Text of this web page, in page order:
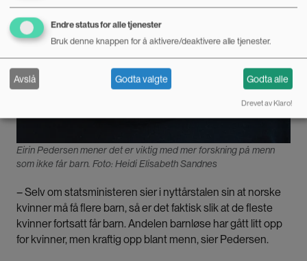
Eirin Pedersen mener det er viktig med mer forskning på menn
som ikke får barn. Foto: Heidi Elisabeth Sandnes
– Selv om statsministeren sier i nyttårstalen sin at norske
kvinner må få flere barn, så er det faktisk slik at de fleste
kvinner fortsatt får barn. Andelen barnløse har gått litt opp
for kvinner, men kraftig opp blant menn, sier Pedersen.
Endre status for alle tjenester
Bruk denne knappen for å aktivere/deaktivere alle tjenester.
Avslå Godta valgte Godta alle
Drevet av Klaro!